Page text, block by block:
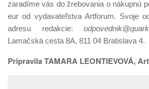
zaradíme vás do žrebovania o nákupnú
eur od vydavateľstva Artforum. Svoje
adresu redakcie:
Lamačská cesta 8A, 811 04 Bratislava 4.
Pripravila TAMARA LEONTIEVOVÁ,